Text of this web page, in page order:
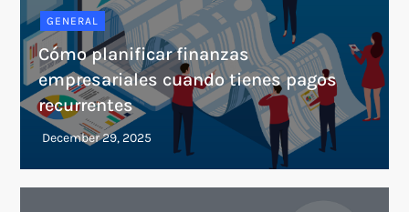
GENERAL
Cómo planificar finanzas
empresariales cuando tienes pagos
recurrentes